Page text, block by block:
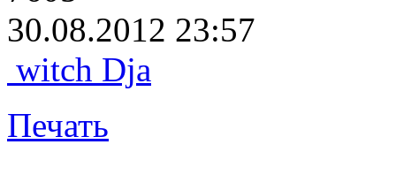
30.08.2012 23:57
witch Dja
Печать